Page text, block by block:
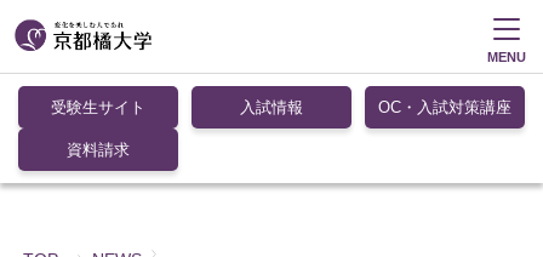
MENU
受験生サイト 入試情報 OC・入試対策講座
資料請求